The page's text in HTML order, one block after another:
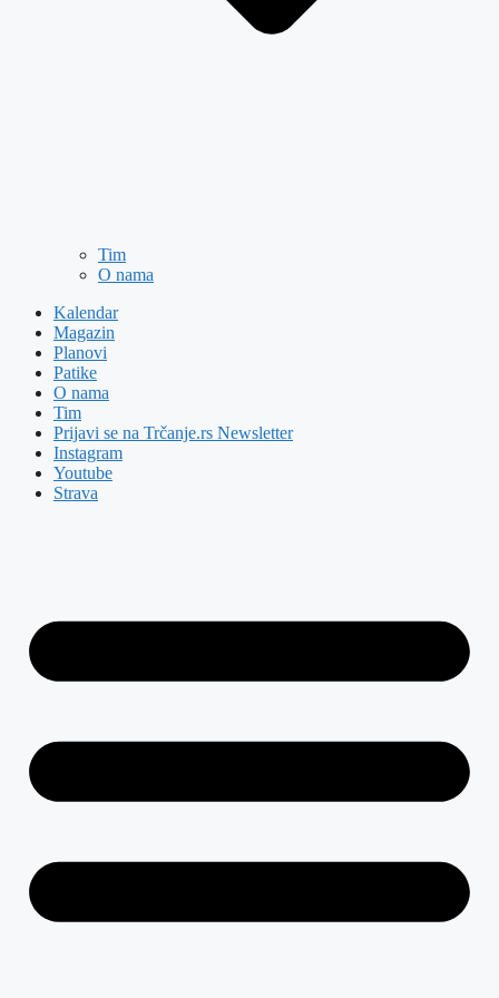
Tim
O nama
Kalendar
Magazin
Planovi
Patike
O nama
Tim
Prijavi se na Trčanje.rs Newsletter
Instagram
Youtube
Strava